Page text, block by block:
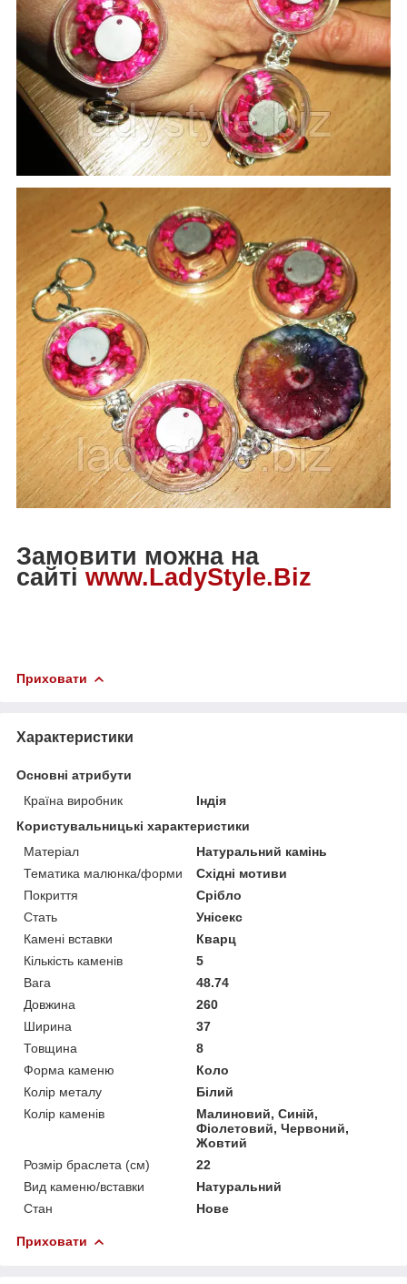
Замовити можна на
сайті www.LadyStyle.Biz
Приховати
Характеристики
Основні атрибути
Країна виробник
Індія
Користувальницькі характеристики
Матеріал
Натуральний камінь
Тематика малюнка/форми
Східні мотиви
Покриття
Срібло
Стать
Унісекс
Камені вставки
Кварц
Кількість каменів
5
Вага
48.74
Довжина
260
Ширина
37
Товщина
8
Форма каменю
Коло
Колір металу
Білий
Колір каменів
Малиновий, Синій,
Фіолетовий, Червоний,
Жовтий
Розмір браслета (см)
22
Вид каменю/вставки
Натуральний
Стан
Нове
Приховати